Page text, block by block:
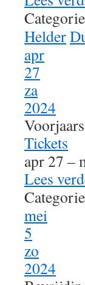
Helder
apr
27
za
2024
Tickets
apr 27 –
Lees
mei
5
zo
2024